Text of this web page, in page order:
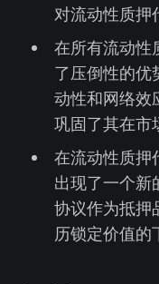
对流动性质押
在所有流动性
了压倒性的优
动性和网络效
巩固了其在市
在流动性质押
出现了一个新
协议作为抵押
历锁定价值的